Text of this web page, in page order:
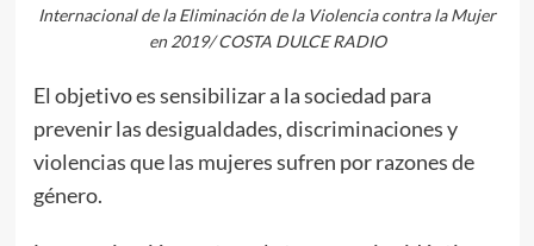
Internacional de la Eliminación de la Violencia contra la Mujer
en 2019/ COSTA DULCE RADIO
El objetivo es sensibilizar a la sociedad para
prevenir las desigualdades, discriminaciones y
violencias que las mujeres sufren por razones de
género.